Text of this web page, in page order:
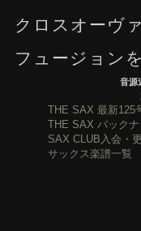
クロスオーヴ
フュージョン
音源
THE SAX 最新125
THE SAX バックナ
SAX CLUB入会・
サックス楽譜一覧